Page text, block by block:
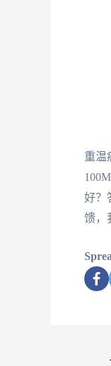
重温
好？
馈，